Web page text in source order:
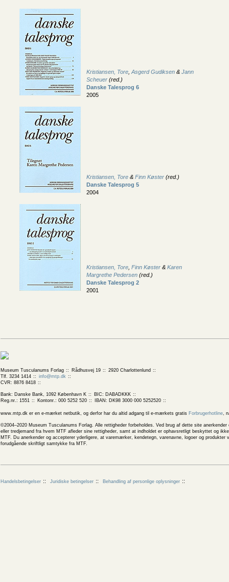
Kristiansen, Tore Asgerd Gudiksen & Jann
Scheuer (red.)
Danske Talesprog 6
2005
Kristiansen, Tore & Finn Køster (red.)
Danske Talesprog 5
2004
Kristiansen, Tore Finn Køster & Karen
Margrethe Pedersen (red.)
Danske Talesprog 2
2001
Museum Tusculanums Forlag Rådhusvej 19
2920 Charlottenlund
Tlf. 3234 1414
info@mtp.dk
CVR: 8876 8418
Bank: Danske Bank, 1092 København K
BIC: DABADKKK
Reg.nr.: 1551
Kontonr.: 000 5252 520 IBAN: DK98 3000 000 5252520
www.mtp.dk er en e-mærket netbutik, og derfor har du altid adgang til e-mærkets gratis Forbrugerhotline,
©2004–2020 Museum Tusculanums Forlag. Alle rettigheder forbeholdes. Ved brug af dette site
eller tredjemand fra hvem MTF afleder sine rettigheder, samt at indholdet er ophavsretligt beskyttet og
MTF. Du anerkender og accepterer yderligere, at varemærker, kendetegn, varenavne, logoer og
forudgående skriftligt samtykke fra MTF.
Handelsbetingelser Juridiske betingelser Behandling af personlige oplysninger